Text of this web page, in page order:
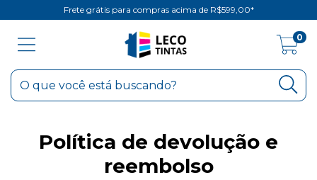
Frete grátis para compras acima de R$599,00*
0
Política de devolução e
reembolso